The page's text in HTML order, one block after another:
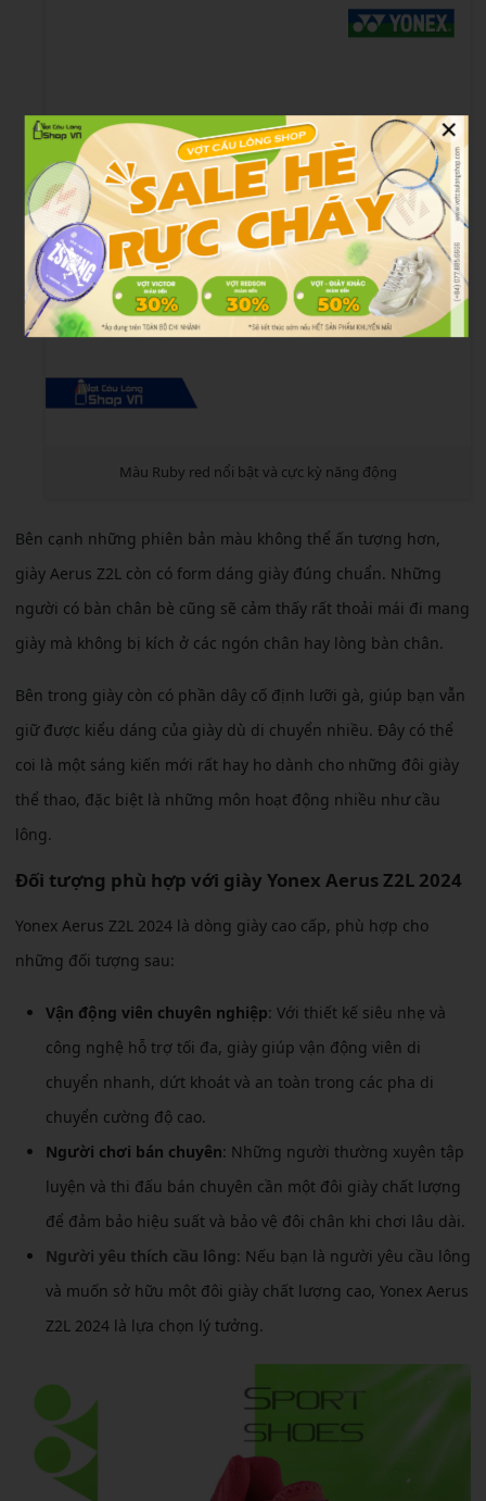
Màu Ruby red nổi bật và cực kỳ năng động
Bên cạnh những phiên bản màu không thể ấn tượng hơn,
giày Aerus Z2L còn có form dáng giày đúng chuẩn. Những
người có bàn chân bè cũng sẽ cảm thấy rất thoải mái đi mang
giày mà không bị kích ở các ngón chân hay lòng bàn chân.
Bên trong giày còn có phần dây cố định lưỡi gà, giúp bạn vẫn
giữ được kiểu dáng của giày dù di chuyển nhiều. Đây có thể
coi là một sáng kiến mới rất hay ho dành cho những đôi giày
thể thao, đặc biệt là những môn hoạt động nhiều như cầu
lông.
Đối tượng phù hợp với giày Yonex Aerus Z2L 2024
Yonex Aerus Z2L 2024 là dòng giày cao cấp, phù hợp cho
những đối tượng sau:
Vận động viên chuyên nghiệp: Với thiết kế siêu nhẹ và
công nghệ hỗ trợ tối đa, giày giúp vận động viên di
chuyển nhanh, dứt khoát và an toàn trong các pha di
chuyển cường độ cao.
Người chơi bán chuyên: Những người thường xuyên tập
luyện và thi đấu bán chuyên cần một đôi giày chất lượng
để đảm bảo hiệu suất và bảo vệ đôi chân khi chơi lâu dài.
Người yêu thích cầu lông: Nếu bạn là người yêu cầu lông
và muốn sở hữu một đôi giày chất lượng cao, Yonex Aerus
Z2L 2024 là lựa chọn lý tưởng.
×